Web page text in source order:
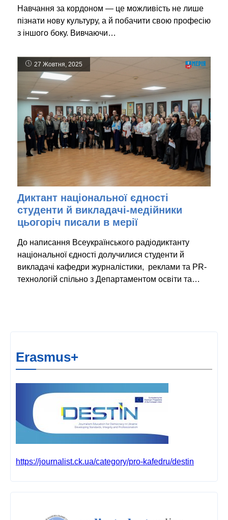
Навчання за кордоном — це можливість не лише
пізнати нову культуру, а й побачити свою професію
з іншого боку. Вивчаючи…
27 Жовтня, 2025
Диктант національної єдності
студенти й викладачі-медійники
цьогоріч писали в мерії
До написання Всеукраїнського радіодиктанту
національної єдності долучилися студенти й
викладачі кафедри журналістики, реклами та PR-
технологій спільно з Департаментом освіти та…
Erasmus+
https://journalist.ck.ua/category/pro-kafedru/destin